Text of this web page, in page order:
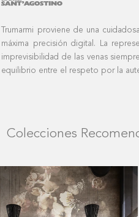
Trumarmi proviene de una
máxima precisión digital. La
imprevisibilidad de las venas
equilibrio entre el respeto por la
Colecciones